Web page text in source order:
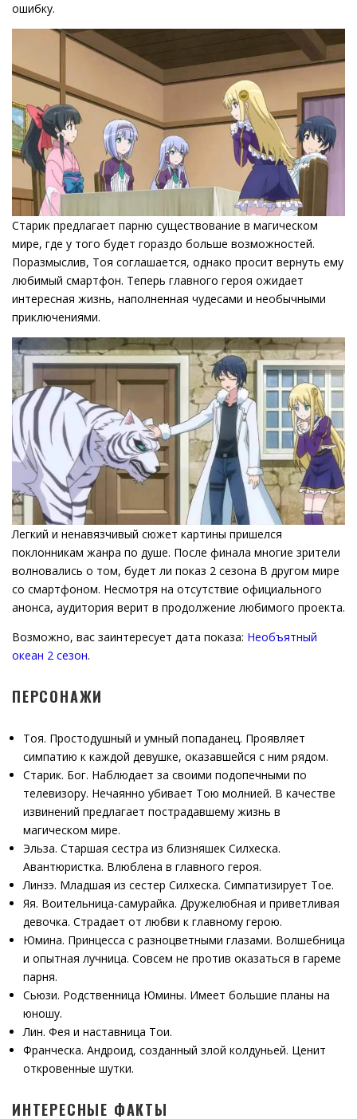
ошибку.
Старик предлагает парню существование в магическом
мире, где у того будет гораздо больше возможностей.
Поразмыслив, Тоя соглашается, однако просит вернуть ему
любимый смартфон. Теперь главного героя ожидает
интересная жизнь, наполненная чудесами и необычными
приключениями.
Легкий и ненавязчивый сюжет картины пришелся
поклонникам жанра по душе. После финала многие зрители
волновались о том, будет ли показ 2 сезона В другом мире
со смартфоном. Несмотря на отсутствие официального
анонса, аудитория верит в продолжение любимого проекта.
Возможно, вас заинтересует дата показа: Необъятный
океан 2 сезон.
ПЕРСОНАЖИ
Тоя. Простодушный и умный попаданец. Проявляет
симпатию к каждой девушке, оказавшейся с ним рядом.
Старик. Бог. Наблюдает за своими подопечными по
телевизору. Нечаянно убивает Тою молнией. В качестве
извинений предлагает пострадавшему жизнь в
магическом мире.
Эльза. Старшая сестра из близняшек Силхеска.
Авантюристка. Влюблена в главного героя.
Линзэ. Младшая из сестер Силхеска. Симпатизирует Тое.
Яя. Воительница-самурайка. Дружелюбная и приветливая
девочка. Страдает от любви к главному герою.
Юмина. Принцесса с разноцветными глазами. Волшебница
и опытная лучница. Совсем не против оказаться в гареме
парня.
Сьюзи. Родственница Юмины. Имеет большие планы на
юношу.
Лин. Фея и наставница Тои.
Франческа. Андроид, созданный злой колдуньей. Ценит
откровенные шутки.
ИНТЕРЕСНЫЕ ФАКТЫ